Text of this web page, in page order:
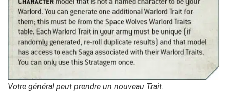
Votre général peut prendre un nouveau Trait.